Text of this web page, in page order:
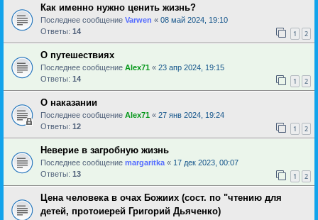
Как именно нужно ценить жизнь?
Последнее сообщение Varwen « 08 май 2024, 19:10
Ответы: 14 1 2
О путешествиях
Последнее сообщение Alex71 « 23 апр 2024, 19:15
Ответы: 14 1 2
О наказании
Последнее сообщение Alex71 « 27 янв 2024, 19:24
Ответы: 12 1 2
Неверие в загробную жизнь
Последнее сообщение margaritka « 17 дек 2023, 00:07
Ответы: 13 1 2
Цена человека в очах Божиих (сост. по "чтению для
детей, протоиерей Григорий Дьяченко)